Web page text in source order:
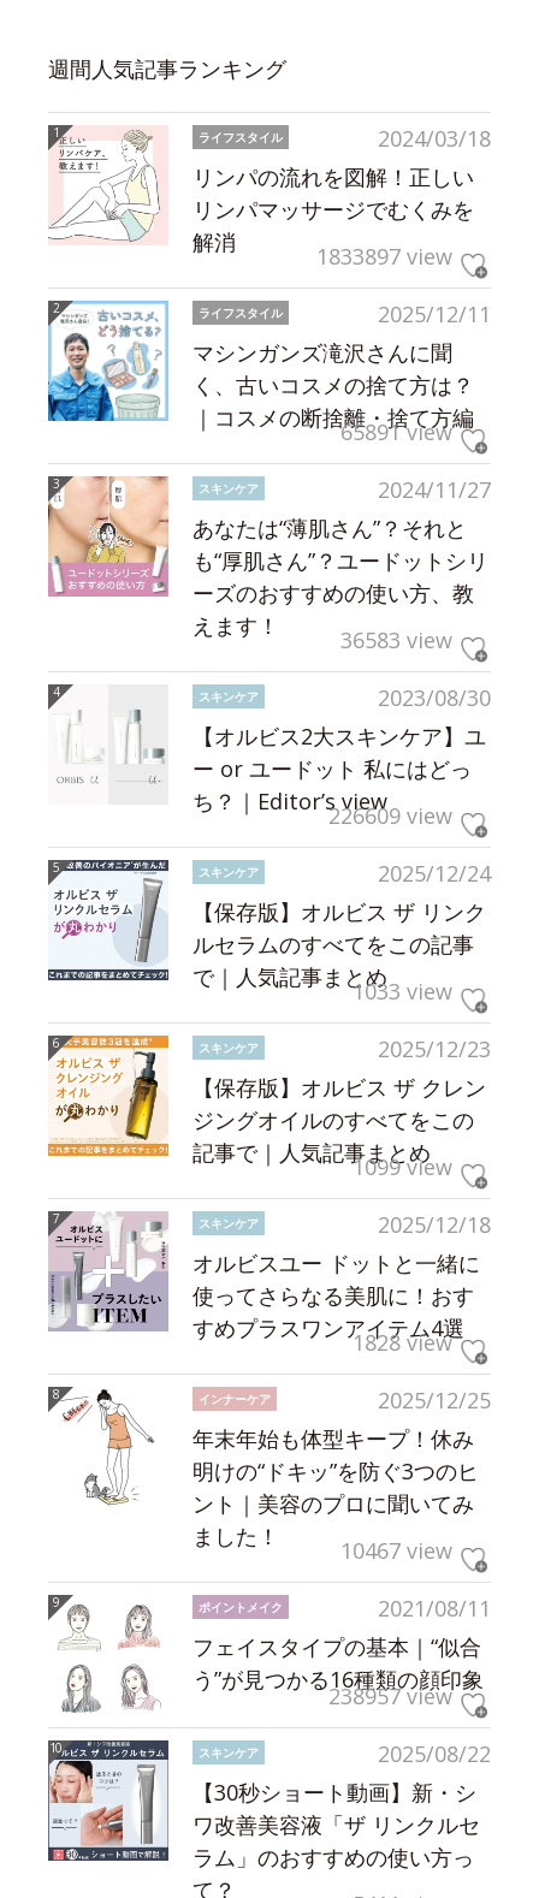
週間人気記事ランキング
2024/03/18
ライフスタイル
リンパの流れを図解！正しい
リンパマッサージでむくみを
解消
1833897 view
2025/12/11
ライフスタイル
マシンガンズ滝沢さんに聞
く、古いコスメの捨て方は？
｜コスメの断捨離・捨て方編
65891 view
2024/11/27
スキンケア
あなたは“薄肌さん”？それと
も“厚肌さん”？ユードットシリ
ーズのおすすめの使い方、教
えます！
36583 view
2023/08/30
スキンケア
【オルビス2大スキンケア】ユ
ー or ユードット 私にはどっ
ち？｜Editor’s view226609 view
2025/12/24
スキンケア
【保存版】オルビス ザ リンク
ルセラムのすべてをこの記事
で｜人気記事まとめ1033 view
2025/12/23
スキンケア
【保存版】オルビス ザ クレン
ジングオイルのすべてをこの
記事で｜人気記事まとめ
1099 view
2025/12/18
スキンケア
オルビスユー ドットと一緒に
使ってさらなる美肌に！おす
すめプラスワンアイテム4選
1828 view
2025/12/25
インナーケア
年末年始も体型キープ！休み
明けの“ドキッ”を防ぐ3つのヒ
ント｜美容のプロに聞いてみ
ました！
10467 view
2021/08/11
ポイントメイク
フェイスタイプの基本｜“似合
う”が見つかる16種類の顔印象
238957 view
2025/08/22
スキンケア
【30秒ショート動画】新・シ
ワ改善美容液「ザ リンクルセ
ラム」のおすすめの使い方っ
て？